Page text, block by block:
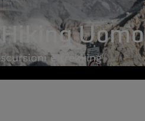
Uomo
e trekking